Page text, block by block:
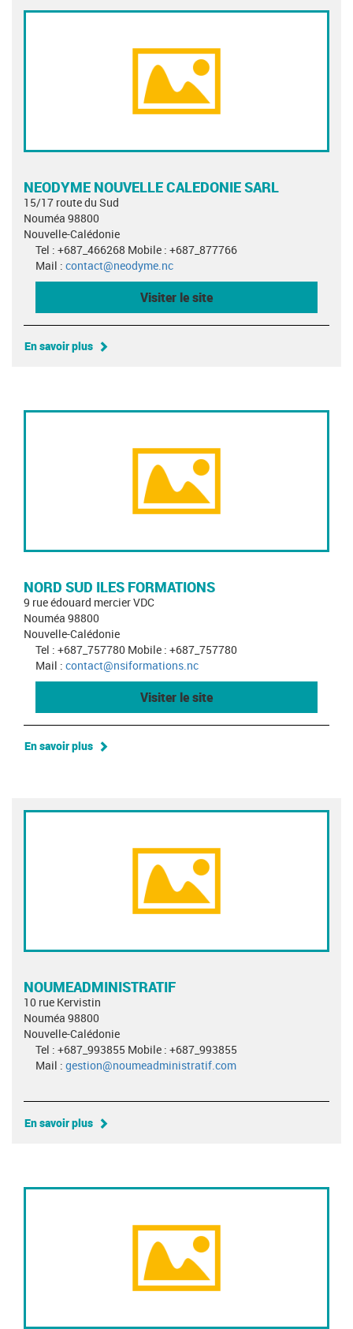
NEODYME NOUVELLE CALEDONIE SARL
15/17 route du Sud
Nouméa 98800
Nouvelle-Calédonie
Tel : +687_466268 Mobile : +687_877766
Mail : contact@neodyme.nc
Visiter le site
En savoir plus
NORD SUD ILES FORMATIONS
9 rue édouard mercier VDC
Nouméa 98800
Nouvelle-Calédonie
Tel : +687_757780 Mobile : +687_757780
Mail : contact@nsiformations.nc
Visiter le site
En savoir plus
NOUMEADMINISTRATIF
10 rue Kervistin
Nouméa 98800
Nouvelle-Calédonie
Tel : +687_993855 Mobile : +687_993855
Mail : gestion@noumeadministratif.com
En savoir plus